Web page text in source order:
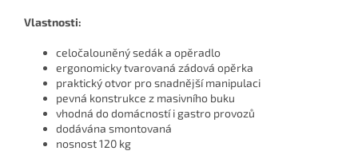
Vlastnosti:
celočalouněný sedák a opěradlo
ergonomicky tvarovaná zádová opěrka
praktický otvor pro snadnější manipulaci
pevná konstrukce z masivního buku
vhodná do domácností i gastro provozů
dodávána smontovaná
nosnost 120 kg